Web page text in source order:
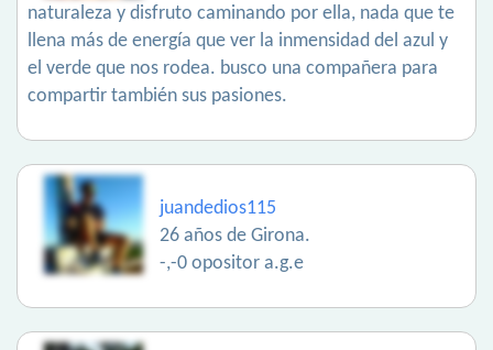
naturaleza y disfruto caminando por ella, nada que te
llena más de energía que ver la inmensidad del azul y
el verde que nos rodea. busco una compañera para
compartir también sus pasiones.
juandedios115
26 años de Girona.
-,-0 opositor a.g.e